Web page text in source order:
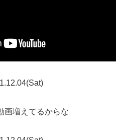
画増えてるからな